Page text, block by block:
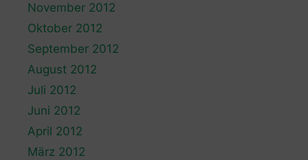
November 2012
Oktober 2012
September 2012
August 2012
Juli 2012
Juni 2012
April 2012
März 2012